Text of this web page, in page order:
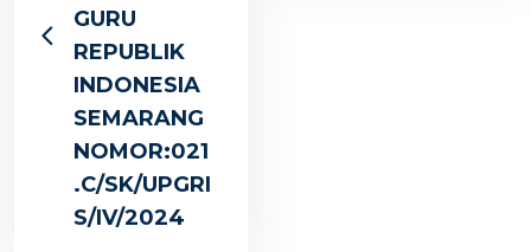
GURU
REPUBLIK
INDONESIA
SEMARANG
NOMOR:021
.C/SK/UPGRI
S/IV/2024